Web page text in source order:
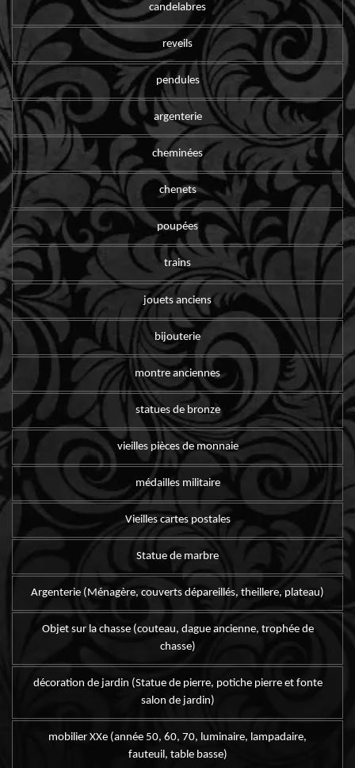
candelabres
reveils
pendules
argenterie
cheminées
chenets
poupées
trains
jouets anciens
bijouterie
montre anciennes
statues de bronze
vieilles pièces de monnaie
médailles militaire
Vieilles cartes postales
Statue de marbre
Argenterie (Ménagère, couverts dépareillés, theillere, plateau)
Objet sur la chasse (couteau, dague ancienne, trophée de
chasse)
décoration de jardin (Statue de pierre, potiche pierre et fonte
salon de jardin)
mobilier XXe (année 50, 60, 70, luminaire, lampadaire,
fauteuil, table basse)